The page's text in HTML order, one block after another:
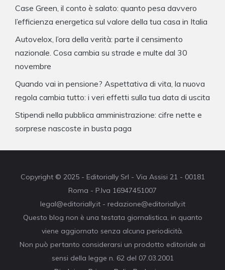
Case Green, il conto è salato: quanto pesa davvero
l’efficienza energetica sul valore della tua casa in Italia
Autovelox, l’ora della verità: parte il censimento
nazionale. Cosa cambia su strade e multe dal 30
novembre
Quando vai in pensione? Aspettativa di vita, la nuova
regola cambia tutto: i veri effetti sulla tua data di uscita
Stipendi nella pubblica amministrazione: cifre nette e
sorprese nascoste in busta paga
Copyright © 2025 - Editorially Srl - Via Assisi 21 - 00181
Roma - P.Iva 16947451007
legal@editorially.it - redazione@editorially.it
Questo blog non è una testata giornalistica, in quanto
viene aggiornato senza alcuna periodicità.
Non può pertanto considerarsi un prodotto editoriale ai
sensi della legge n. 62 del 07.03.2001